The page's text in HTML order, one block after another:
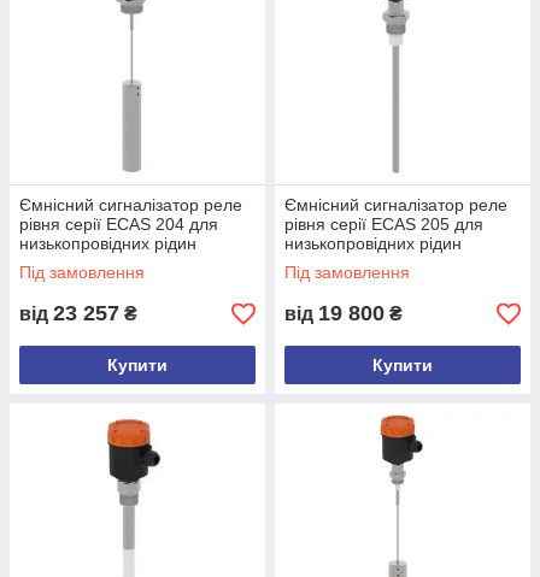
Ємнісний сигналізатор реле
рівня серії ECAS 204 для
низькопровідних рідин
Під замовлення
від 23 257 ₴
Купити
Ємнісний сигналізатор реле
рівня серії ECAS 205 для
низькопровідних рідин
Під замовлення
від 19 800 ₴
Купити